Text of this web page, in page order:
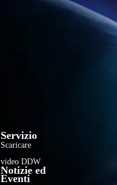
Servizio
Scaricare
video DDW
Notizie ed
Eventi
Tiếng Việt
한국어
Bahasa Indonesia